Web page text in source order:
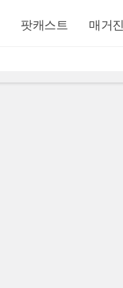
팟캐스트 매거진